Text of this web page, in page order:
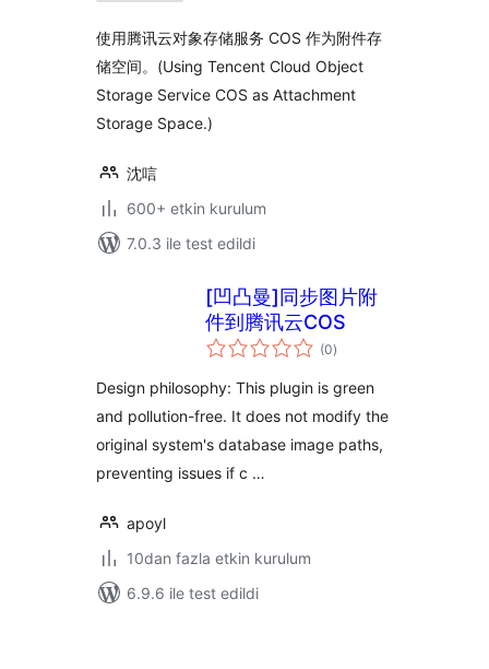
使用腾讯云对象存储服务 COS 作为附件存
储空间。(Using Tencent Cloud Object
Storage Service COS as Attachment
Storage Space.)
沈唁
600+ etkin kurulum
7.0.3 ile test edildi
[凹凸曼]同步图片附
件到腾讯云COS
(0toplam
puan
)
Design philosophy: This plugin is green
and pollution-free. It does not modify the
original system's database image paths,
preventing issues if c …
apoyl
10dan fazla etkin kurulum
6.9.6 ile test edildi